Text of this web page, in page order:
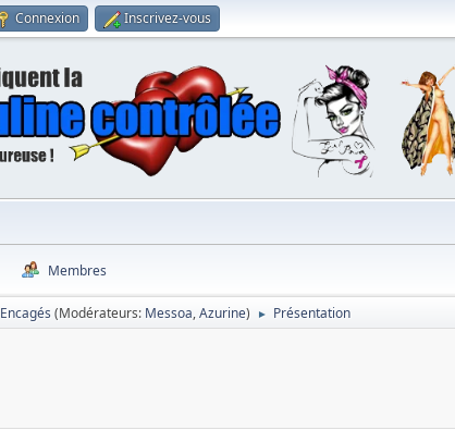
Connexion Inscrivez-vous
Membres
Encagés (Modérateurs: Messoa,Azurine) ► Présentation